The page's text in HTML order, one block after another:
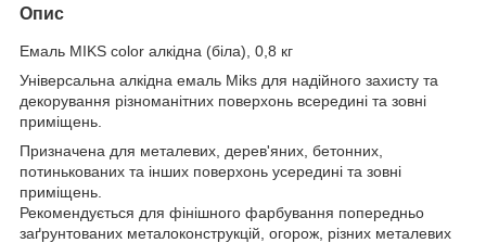
Опис
Емаль МIKS color алкідна (біла), 0,8 кг
Універсальна алкідна емаль Miks для надійного захисту та
декорування різноманітних поверхонь всередині та зовні
приміщень.
Призначена для металевих, дерев'яних, бетонних,
потинькованих та інших поверхонь усередині та зовні
приміщень.
Рекомендується для фінішного фарбування попередньо
заґрунтованих металоконструкцій, огорож, різних металевих